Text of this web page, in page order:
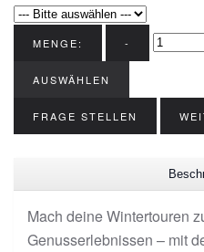
MENGE: -
AUSWÄHLEN
FRAGE STELLEN
Mach deine Wintertouren
Genusserlebnissen – mit